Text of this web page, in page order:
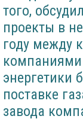
того,
проекты в
году между
компаниями
энергетики
поставке
завода